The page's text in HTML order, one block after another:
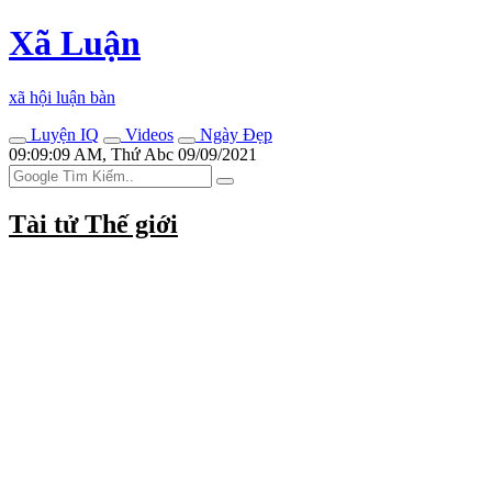
Xã Luận
xã hội luận bàn
Luyện IQ
Videos
Ngày Đẹp
09:09:09 AM, Thứ Abc 09/09/2021
Tài tử Thế giới